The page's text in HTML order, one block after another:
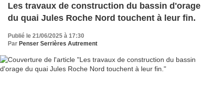
Les travaux de construction du bassin d'orage
du quai Jules Roche Nord touchent à leur fin.
Publié le 21/06/2025 à 17:30
Par Penser Serrières Autrement